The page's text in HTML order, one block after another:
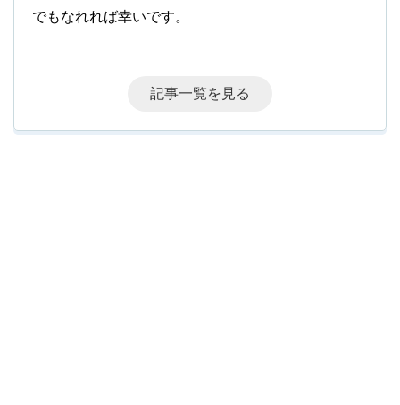
でもなれれば幸いです。
記事一覧を見る